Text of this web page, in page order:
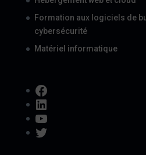
Formation aux logiciels de
cybersécurité
Matériel informatique
Facebook
LinkedIn
YouTube
Twitter